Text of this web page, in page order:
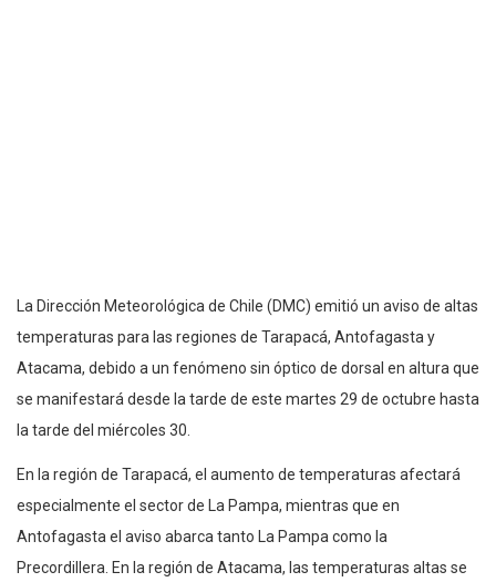
La Dirección Meteorológica de Chile (DMC) emitió un aviso de altas
temperaturas para las regiones de Tarapacá, Antofagasta y
Atacama, debido a un fenómeno sin óptico de dorsal en altura que
se manifestará desde la tarde de este martes 29 de octubre hasta
la tarde del miércoles 30.
En la región de Tarapacá, el aumento de temperaturas afectará
especialmente el sector de La Pampa, mientras que en
Antofagasta el aviso abarca tanto La Pampa como la
Precordillera. En la región de Atacama, las temperaturas altas se